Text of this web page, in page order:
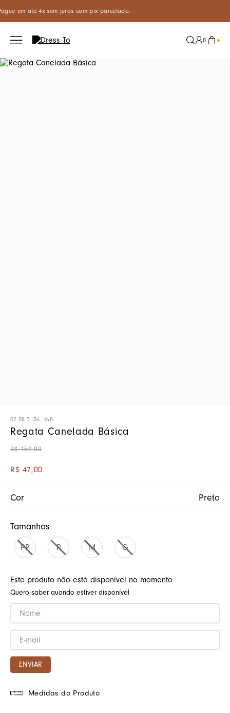
Clique aqui para comprar pelo Whatsapp
0
02.08.3136_468
Regata Canelada Básica
R$ 159,00
R$ 47,00
Cor Preto
Tamanhos
PP P M G
Este produto não está disponível no momento
Quero saber quando estiver disponível
ENVIAR
Medidas do Produto